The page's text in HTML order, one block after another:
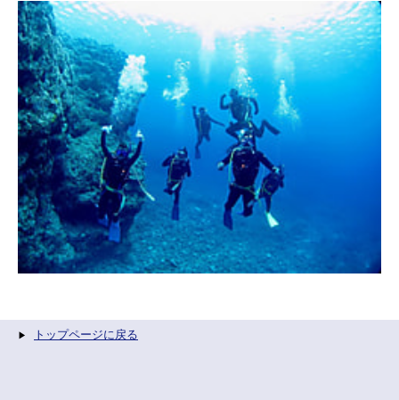
トップページに戻る